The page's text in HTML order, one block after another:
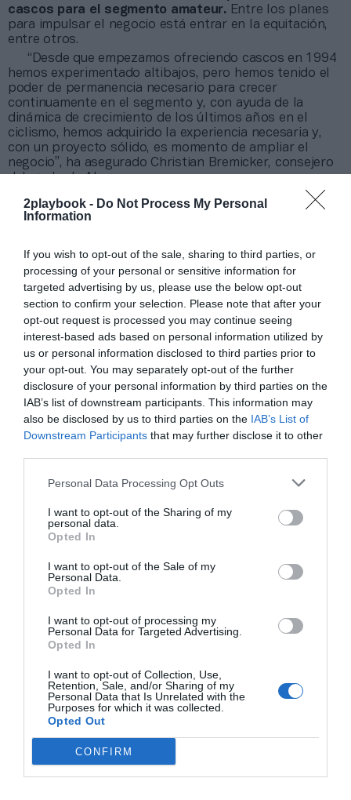
2playbook - Do Not Process My Personal
Information
If you wish to opt-out of the sale, sharing to third parties, or
processing of your personal or sensitive information for
targeted advertising by us, please use the below opt-out
section to confirm your selection. Please note that after your
opt-out request is processed you may continue seeing
interest-based ads based on personal information utilized by
us or personal information disclosed to third parties prior to
your opt-out. You may separately opt-out of the further
disclosure of your personal information by third parties on the
IAB’s list of downstream participants. This information may
also be disclosed by us to third parties on the IAB’s List of
Downstream Participants that may further disclose it to other
Personal Data Processing Opt Outs
I want to opt-out of the Sharing of my
personal data.
Opted In
I want to opt-out of the Sale of my
Personal Data.
Opted In
I want to opt-out of processing my
Personal Data for Targeted Advertising.
Opted In
I want to opt-out of Collection, Use,
Retention, Sale, and/or Sharing of my
Personal Data that Is Unrelated with the
Purposes for which it was collected.
Opted Out
CONFIRM
Movistar
cascos para el segmento amateur. Entre los planes
para impulsar el negocio está entrar en la equitación,
entre otros.
“Desde que empezamos ofreciendo cascos en 1994
hemos experimentado altibajos, pero hemos tenido el
poder de permanencia necesario para crecer
continuamente en el segmento y, con ayuda de la
dinámica de crecimiento de los últimos años en el
ciclismo, hemos adquirido la experiencia necesaria y,
con un proyecto sólido, es momento de ampliar el
negocio”, ha asegurado Christian Bremicker, consejero
delegado de Abus.
Maxi Studio, por su parte, fue fundada en 1993 por
los hermanos Oliver y Massimo Simonaggio y emplea a
director de operaciones.
Añadir2Playbookcomo fuente preferida de Google
de forma gratuita
Mantente informado con las últimas noticias de actualidad.
ACTIVAR AHORA
Compartir